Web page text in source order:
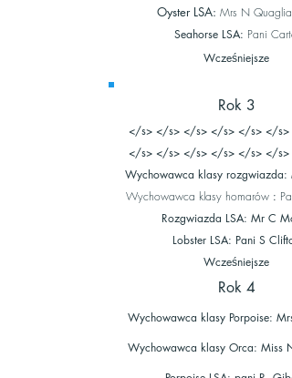
Oyster LSA: Mrs N Quaglia-
Seahorse LSA: Pani Carter
Wcześniejsze
Rok 3
</s> </s> </s> </s> </s> </s>
</s> </s> </s> </s> </s> </s>
Wychowawca klasy rozgwiazda:
Wychowawca klasy homarów :
Rozgwiazda LSA: Mr C
Lobster LSA: Pani S Clifton
Wcześniejsze
Rok 4
Wychowawca klasy Porpoise:
Wychowawca klasy Orca: Miss